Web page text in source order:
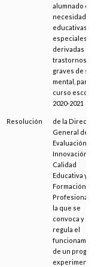
alumnado con
necesidades
educativas
especiales
derivadas de
trastornos
graves de salud
mental, para el
curso escolar
2020-2021
Resolución
de la Dirección
General de
Evaluación,
Innovación y
Calidad
Educativa y de la
Formación
Profesional, por
la que se
convoca y
regula el
funcionamiento
de un programa
experimental